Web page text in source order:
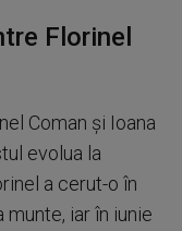
Florinel
Coman și Ioana
evolua la
a cerut-o în
iar în iunie